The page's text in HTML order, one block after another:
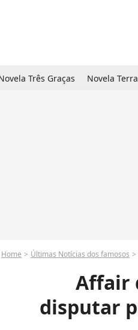
Três Graças Novela
Home Últimas Notícias dos famosos
Affair
disputar